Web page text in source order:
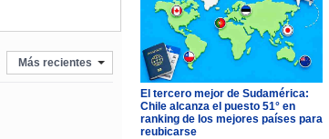
Más recientes
El tercero mejor de Sudamérica:
Chile alcanza el puesto 51° en
ranking de los mejores países para
reubicarse